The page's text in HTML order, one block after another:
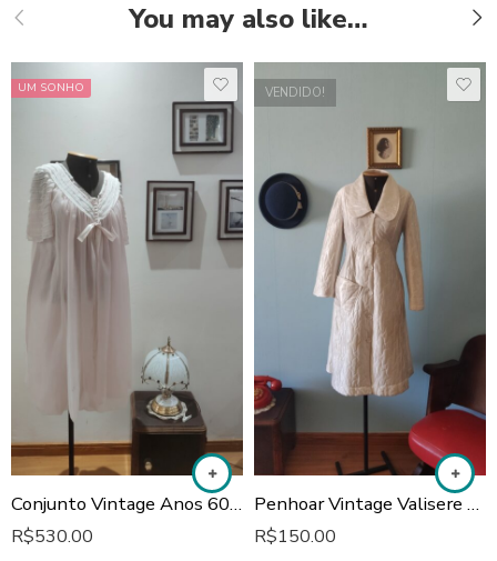
You may also like…
UM SONHO
Conjunto Vintage Anos 60: Camisola e Penhoar
R$530.00
VENDIDO!
Penhoar Vintage Valisere Anos 70 em Matelassê Off White: Peça Original de Época
R$150.00